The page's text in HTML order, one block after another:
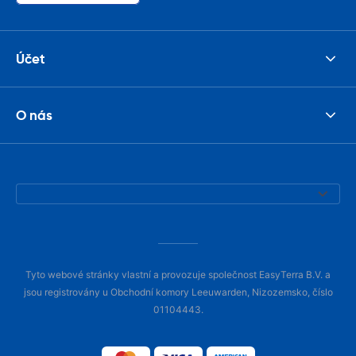
Účet
O nás
Tyto webové stránky vlastní a provozuje společnost EasyTerra B.V. a
jsou registrovány u Obchodní komory Leeuwarden, Nizozemsko, číslo
01104443.